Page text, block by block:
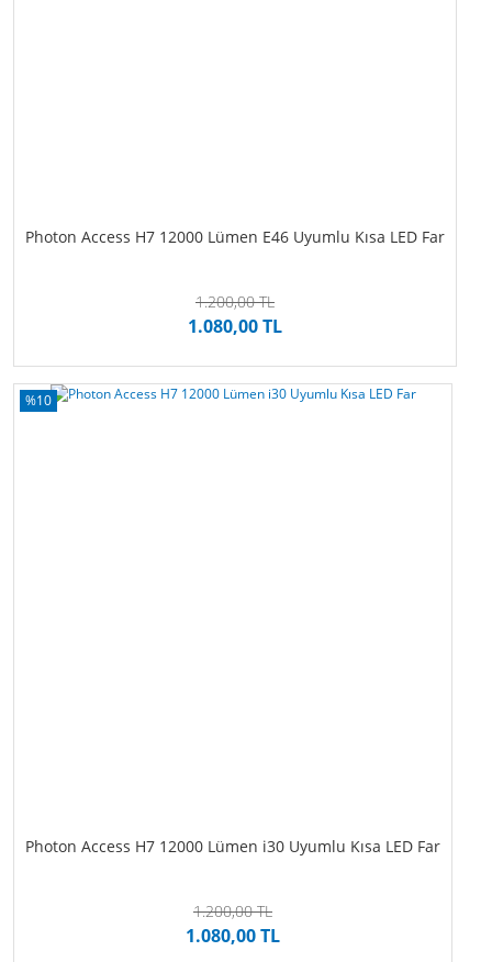
Photon Access H7 12000 Lümen E46 Uyumlu Kısa LED Far
1.200,00 TL
1.080,00 TL
%10
Photon Access H7 12000 Lümen i30 Uyumlu Kısa LED Far
1.200,00 TL
1.080,00 TL